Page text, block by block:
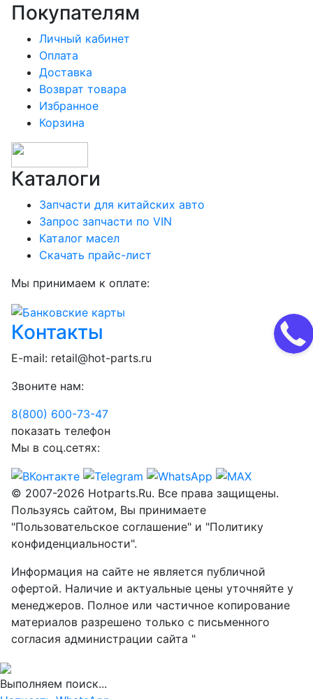
Покупателям
Личный кабинет
Оплата
Доставка
Возврат товара
Избранное
Корзина
Каталоги
Запчасти для китайских авто
Запрос запчасти по VIN
Каталог масел
Скачать прайс-лист
Мы принимаем к оплате:
Контакты
E-mail: retail@hot-parts.ru
Звоните нам:
8(800) 600-73-47
показать телефон
Мы в соц.сетях:
© 2007-2026 Hotparts.Ru. Все права защищены.
Пользуясь сайтом, Вы принимаете
"Пользовательское соглашение" и "Политику
конфиденциальности".
Информация на сайте не является публичной
офертой. Наличие и актуальные цены уточняйте у
менеджеров. Полное или частичное копирование
материалов разрешено только с письменного
согласия администрации сайта "
Выполняем поиск...